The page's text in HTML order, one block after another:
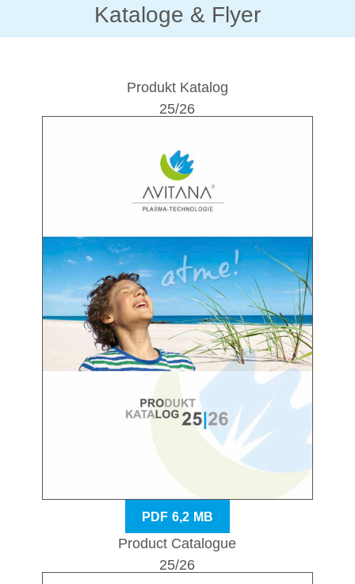
Kataloge & Flyer
Produkt Katalog
25/26
PDF 6,2 MB
Product Catalogue
25/26